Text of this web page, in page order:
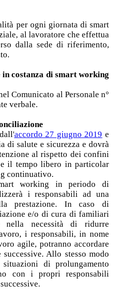
per ogni giornata di smart
al lavoratore che effettua
dalla sede di riferimento,
in costanza di smart working
Comunicato al Personale n°
verbale.
accordo 27 giugno 2019 e
di salute e sicurezza e dovrà
al rispetto dei confini
il tempo libero in particolar
continuativo.
working in periodo di
i responsabili ad una
prestazione. In caso di
e/o di cura di familiari
nella necessità di ridurre
i responsabili, in nome
agile, potranno accordare
Allo stesso modo
di prolungamento
con i propri responsabili